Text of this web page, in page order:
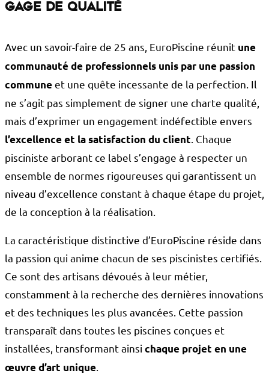
gage de qualité
Avec un savoir-faire de 25 ans, EuroPiscine réunit une
communauté de professionnels unis par une passion
communeet une quête incessante de la perfection. Il
ne s’agit pas simplement de signer une charte qualité,
mais d’exprimer un engagement indéfectible envers
l’excellence et la satisfaction du client. Chaque
pisciniste arborant ce label s’engage à respecter un
ensemble de normes rigoureuses qui garantissent un
niveau d’excellence constant à chaque étape du projet,
de la conception à la réalisation.
La caractéristique distinctive d’EuroPiscine réside dans
la passion qui anime chacun de ses piscinistes certifiés.
Ce sont des artisans dévoués à leur métier,
constamment à la recherche des dernières innovations
et des techniques les plus avancées. Cette passion
transparaît dans toutes les piscines conçues et
installées, transformant ainsi chaque projet en une
œuvre d’art unique.